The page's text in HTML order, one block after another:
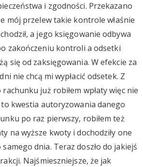
i zgodności. Przekazano
mój przelew takie kontrole właśnie
a jego księgowanie odbywa
zakończeniu kontroli a odsetki
się od zaksięgowania. W efekcie za
nie chcą mi wypłacić odsetek. Z
już robiłem wpłaty więc nie
to kwestia autoryzowania danego
po raz pierwszy, robiłem też
na wyższe kwoty i dochodziły one
dnia. Teraz doszło do jakiejś
Najśmieszniejsze, że jak